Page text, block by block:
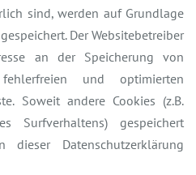
sind, werden auf Grundlage
Der Websitebetreiber
an der Speicherung von
und optimierten
Soweit andere Cookies (z.B.
Surfverhaltens) gespeichert
Datenschutzerklärung